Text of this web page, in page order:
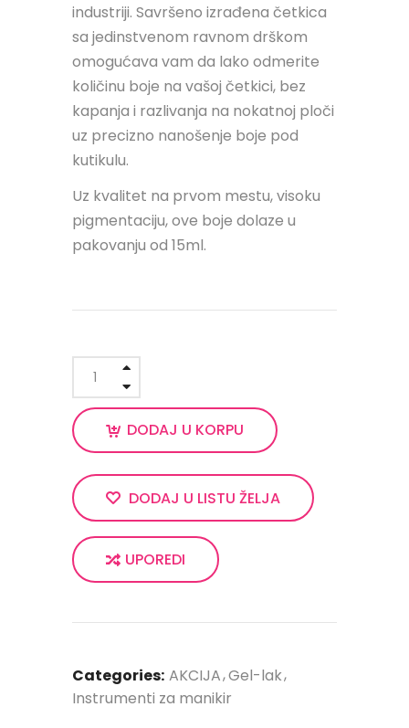
industriji. Savršeno izrađena četkica
sa jedinstvenom ravnom drškom
omogućava vam da lako odmerite
količinu boje na vašoj četkici, bez
kapanja i razlivanja na nokatnoj ploči
uz precizno nanošenje boje pod
kutikulu.
Uz kvalitet na prvom mestu, visoku
pigmentaciju, ove boje dolaze u
pakovanju od 15ml.
DODAJ U KORPU
DODAJ U LISTU ŽELJA
UPOREDI
Categories: AKCIJA Gel-lak
Instrumenti za manikir